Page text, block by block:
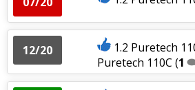
12/20
1.2 Puretech
Puretech 110C (1